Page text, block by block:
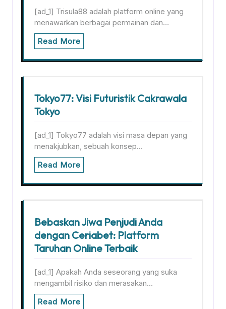
[ad_1] Trisula88 adalah platform online yang
menawarkan berbagai permainan dan…
Read More
Tokyo77: Visi Futuristik Cakrawala
Tokyo
[ad_1] Tokyo77 adalah visi masa depan yang
menakjubkan, sebuah konsep…
Read More
Bebaskan Jiwa Penjudi Anda
dengan Ceriabet: Platform
Taruhan Online Terbaik
[ad_1] Apakah Anda seseorang yang suka
mengambil risiko dan merasakan…
Read More